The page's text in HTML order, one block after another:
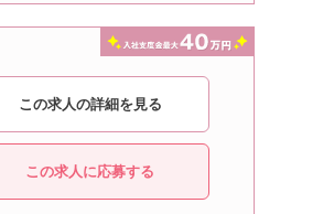
この求人の詳細を見る
この求人に応募する